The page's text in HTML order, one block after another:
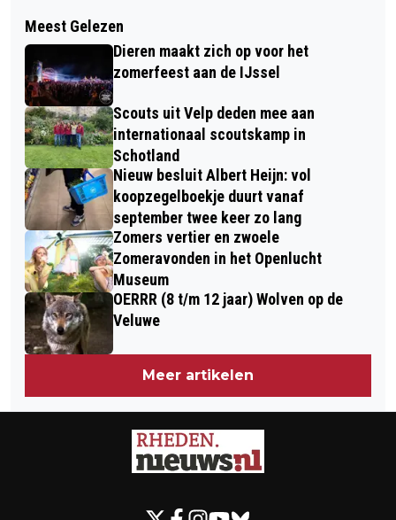
NOG ÉÉN KEER GENIETEN VAN
TONEELSTUK ‘VLEES’ IN NIEUWE
RUIMTE
DIERENSE ACCORDEONVERENIGING
AEOLUS KRIJGT KONINKLIJKE
EREPENNING
Meest Gelezen
Dieren maakt zich op voor het
zomerfeest aan de IJssel
Scouts uit Velp deden mee aan
internationaal scoutskamp in
Schotland
Nieuw besluit Albert Heijn: vol
koopzegelboekje duurt vanaf
september twee keer zo lang
Zomers vertier en zwoele
Zomeravonden in het Openlucht
Museum
OERRR (8 t/m 12 jaar) Wolven op de
Veluwe
Meer artikelen